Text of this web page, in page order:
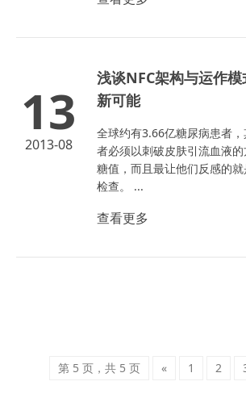
13
2013-08
浅谈NFC架构与运作
新可能
全球约有3.66亿糖尿病患者
者必须以刺破皮肤引流血液
糖值，而且最让他们反感的
检查。 ...
查看更多
第 5 页，共 5 页 « 1 2